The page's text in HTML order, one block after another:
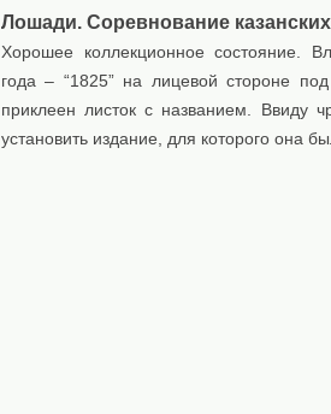
Лошади. Соревнование казанских
Хорошее коллекционное состояние.
года – “1825” на лицевой стороне
приклеен листок с названием. Ввиду
установить издание, для которого она